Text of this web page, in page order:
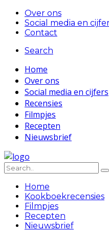
Over ons
Social media en
Contact
Search
Home
Over ons
Social media en cijfers
Recensies
Filmpjes
Recepten
Nieuwsbrief
Home
Kookboekrecensies
Filmpjes
Recepten
Nieuwsbrief